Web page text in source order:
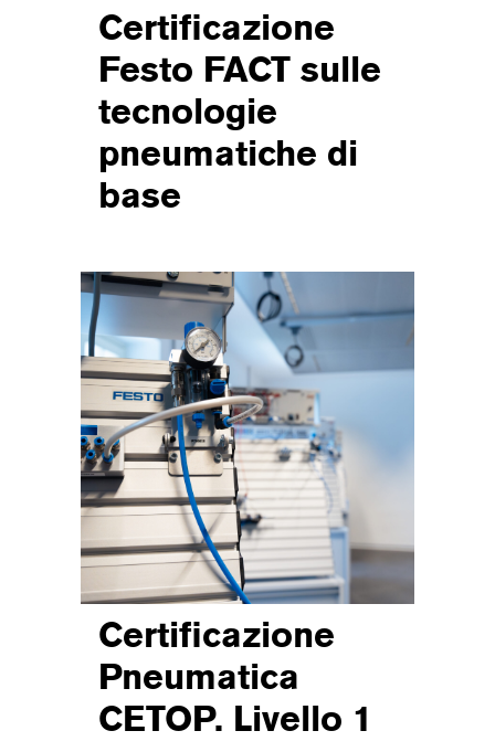
Certificazione
Festo FACT sulle
tecnologie
pneumatiche di
base
Certificazione
Pneumatica
CETOP. Livello 1